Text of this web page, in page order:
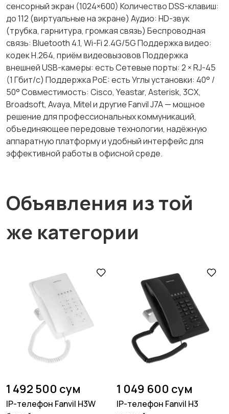
сенсорный экран (1024×600) Количество DSS-клавиш:
до 112 (виртуальные на экране) Аудио: HD-звук
(трубка, гарнитура, громкая связь) Беспроводная
связь: Bluetooth 4.1, Wi-Fi 2.4G/5G Поддержка видео:
кодек H.264, приём видеовызовов Поддержка
внешней USB-камеры: есть Сетевые порты: 2 × RJ-45
(1 Гбит/с) Поддержка PoE: есть Углы установки: 40° /
50° Совместимость: Cisco, Yeastar, Asterisk, 3CX,
Broadsoft, Avaya, Mitel и другие Fanvil J7A — мощное
решение для профессиональных коммуникаций,
объединяющее передовые технологии, надёжную
аппаратную платформу и удобный интерфейс для
эффективной работы в офисной среде.
Объявления из той
же категории
1 492 500 сум
IP-телефон Fanvil H3W
1 049 600 сум
IP-телефон Fanvil H3